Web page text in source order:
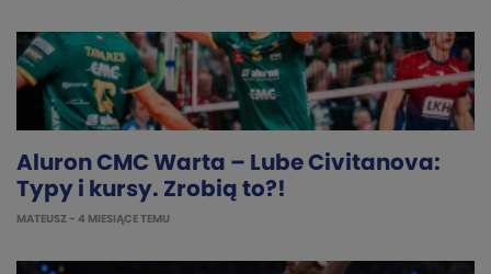
Aluron CMC Warta – Lube Civitanova:
Typy i kursy. Zrobią to?!
MATEUSZ - 4 MIESIĄCE TEMU